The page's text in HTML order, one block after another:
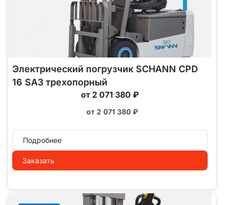
Электрический погрузчик SCHANN CPD
16 SA3 трехопорный
от 2 071 380 ₽
от 2 071 380 ₽
Подробнее
Заказать